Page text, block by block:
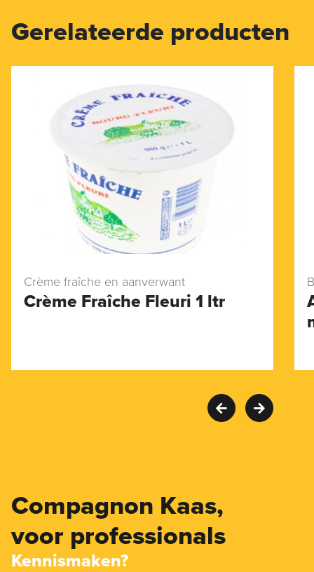
Gerelateerde producten
Crème fraîche en aanverwant
Crème Fraîche Fleuri 1 ltr
Compagnon Kaas,
voor professionals
Kennismaken?